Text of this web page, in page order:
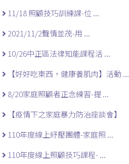
11/18 照顧技巧訓練課-位 ...
2021/11/2聲情並茂-用 ...
10/26中正區法律知能課程活 ...
【好好吃東西，健康養肌肉】活動 ...
8/20家庭照顧者正念練習-提 ...
【疫情下之家庭暴力防治座談會】
110年度線上紓壓團體-家庭照 ...
110年度線上照顧技巧課程- ...